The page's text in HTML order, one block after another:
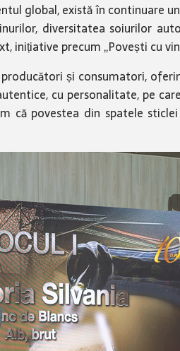
global, există în continuare
diversitatea soiurilor
inițiative precum „Povești cu
și consumatori,
cu personalitate, pe
că povestea din spatele